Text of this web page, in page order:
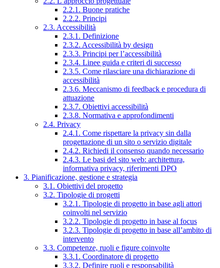
2.2.1. Buone pratiche
2.2.2. Principi
2.3. Accessibilità
2.3.1. Definizione
2.3.2. Accessibilità by design
2.3.3. Principi per l’accessibilità
2.3.4. Linee guida e criteri di successo
2.3.5. Come rilasciare una dichiarazione di
accessibilità
2.3.6. Meccanismo di feedback e procedura di
attuazione
2.3.7. Obiettivi accessibilità
2.3.8. Normativa e approfondimenti
2.4. Privacy
2.4.1. Come rispettare la privacy sin dalla
progettazione di un sito o servizio digitale
2.4.2. Richiedi il consenso quando necessario
2.4.3. Le basi del sito web: architettura,
informativa privacy, riferimenti DPO
3. Pianificazione, gestione e strategia
3.1. Obiettivi del progetto
3.2. Tipologie di progetti
3.2.1. Tipologie di progetto in base agli attori
coinvolti nel servizio
3.2.2. Tipologie di progetto in base al focus
3.2.3. Tipologie di progetto in base all’ambito di
intervento
3.3. Competenze, ruoli e figure coinvolte
3.3.1. Coordinatore di progetto
3.3.2. Definire ruoli e responsabilità